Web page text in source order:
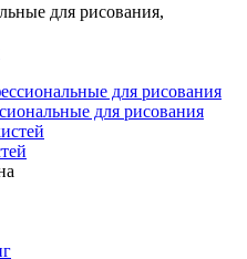
для рисования,
для рисования